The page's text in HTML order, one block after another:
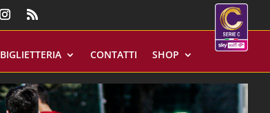
BIGLIETTERIA CONTATTI SHOP